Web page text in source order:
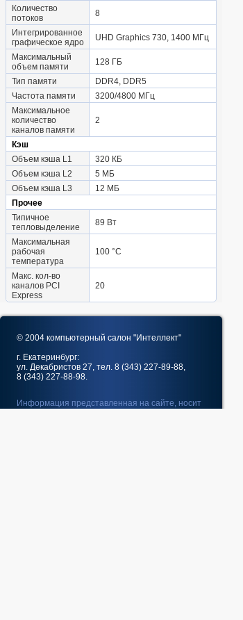
Количество
потоков
8
Интегрированное
графическое ядро
UHD Graphics 730, 1400 МГц
Максимальный
объем памяти
128 ГБ
Тип памяти
DDR4, DDR5
Частота памяти
3200/4800 МГц
Максимальное
количество
каналов памяти
2
Кэш
Объем кэша L1
320 КБ
Объем кэша L2
5 МБ
Объем кэша L3
12 МБ
Прочее
Типичное
тепловыделение
89 Вт
Максимальная
рабочая
температура
100 °C
Макс. кол-во
каналов PCI
Express
20
© 2004 компьютерный салон "Интеллект"
г. Екатеринбург:
ул. Декабристов 27, тел. 8 (343) 227-89-88,
8 (343) 227-88-98.
Информация представленная на сайте, носит